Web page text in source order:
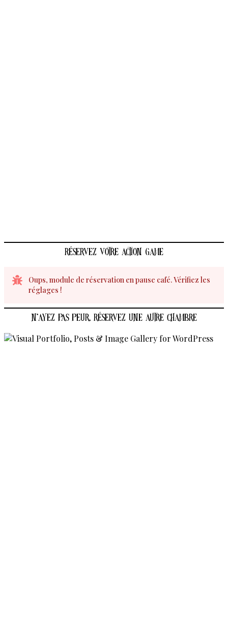
Réservez votre action game
Oups, module de réservation en pause café. Vérifiez les
réglages !
n’ayez pas peur, réservez une autre chambre